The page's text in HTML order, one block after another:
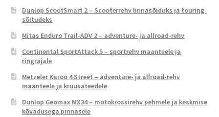
Dunlop ScootSmart 2 – Scooterrehv linnasõiduks ja touring-
sõitudeks
Mitas Enduro Trail-ADV 2 – adventure- ja allroad-rehv
Continental SportAttack 5 – sportrehv maanteele ja
ringrajale
Metzeler Karoo 4 Street – adventure- ja allroad-rehv
maanteele ja kruusateedele
Dunlop Geomax MX34 – motokrossirehv pehmele ja keskmise
kõvadusega pinnasele